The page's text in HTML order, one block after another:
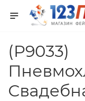
(Р9033)